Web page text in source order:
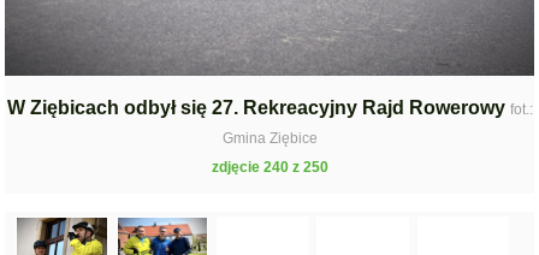
W Ziębicach odbył się 27. Rekreacyjny Rajd Rowerowy fot.:
Gmina Ziębice
zdjęcie 240 z 250